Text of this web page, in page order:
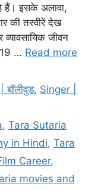
हैं। इसके अलावा,
की तस्वीरें देख
जीवन
19 … Read more
, Singer |
,Tara Sutaria
in Hindi, Tara
Career,
movies and